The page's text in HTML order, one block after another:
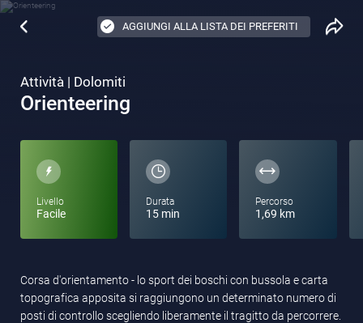
AGGIUNGI ALLA LISTA DEI PREFERITI
Attività | Dolomiti
Orienteering
Livello
Facile
Durata
15 min
Percorso
1,69 km
Corsa d'orientamento - lo sport dei boschi con bussola e carta
topografica apposita si raggiungono un determinato numero di
posti di controllo scegliendo liberamente il tragitto da percorrere.